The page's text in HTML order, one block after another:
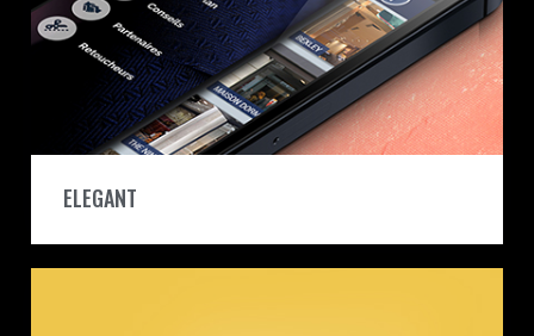
ELEGANT